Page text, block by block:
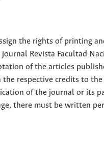
the rights of printing
Revista Facultad
of the articles
the respective credits to
of the journal or its
there must be written